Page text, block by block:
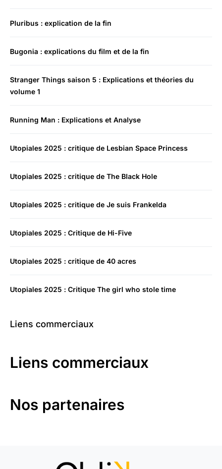
Pluribus : explication de la fin
Bugonia : explications du film et de la fin
Stranger Things saison 5 : Explications et théories du
volume 1
Running Man : Explications et Analyse
Utopiales 2025 : critique de Lesbian Space Princess
Utopiales 2025 : critique de The Black Hole
Utopiales 2025 : critique de Je suis Frankelda
Utopiales 2025 : Critique de Hi-Five
Utopiales 2025 : critique de 40 acres
Utopiales 2025 : Critique The girl who stole time
Liens commerciaux
Liens commerciaux
Nos partenaires